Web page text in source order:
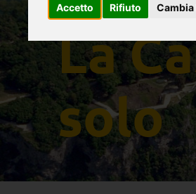
Accetto Rifiuto
LASCIATI
La
solo